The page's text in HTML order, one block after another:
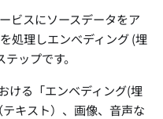
ビスにソースデータをア
処理しエンべディング (埋
ップです。
ける「エンベディング(埋
キスト）、画像、音声な